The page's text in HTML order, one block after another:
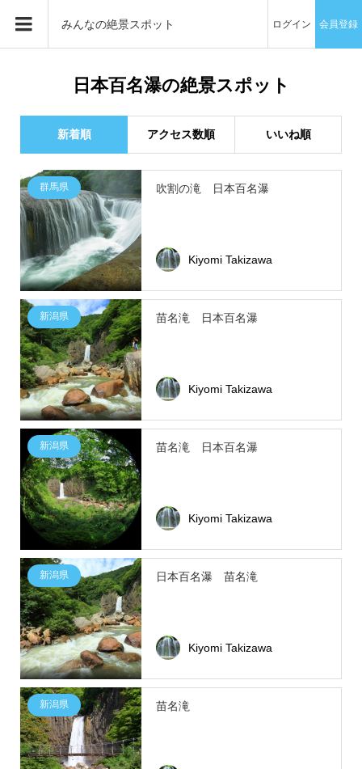
みんなの絶景スポット ログイン 会員登録
日本百名瀑の絶景スポット
新着順 アクセス数順 いいね順
群馬県 吹割の滝 日本百名瀑
Kiyomi Takizawa
新潟県 苗名滝 日本百名瀑
Kiyomi Takizawa
新潟県 苗名滝 日本百名瀑
Kiyomi Takizawa
新潟県 日本百名瀑 苗名滝
Kiyomi Takizawa
新潟県 苗名滝